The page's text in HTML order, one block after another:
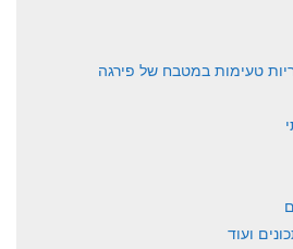
טעימות במטבח של פירגה
ועוד